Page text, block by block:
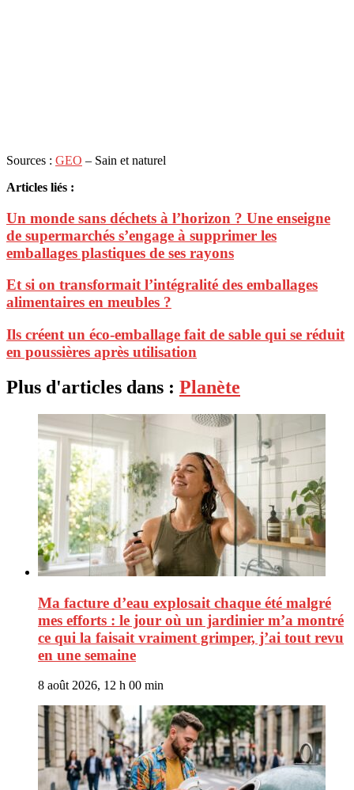
Sources : GEO – Sain et naturel
Articles liés :
Un monde sans déchets à l’horizon ? Une enseigne
de supermarchés s’engage à supprimer les
emballages plastiques de ses rayons
Et si on transformait l’intégralité des emballages
alimentaires en meubles ?
Ils créent un éco-emballage fait de sable qui se réduit
en poussières après utilisation
Plus d'articles dans : Planète
Ma facture d’eau explosait chaque été malgré
mes efforts : le jour où un jardinier m’a montré
ce qui la faisait vraiment grimper, j’ai tout revu
en une semaine
8 août 2026, 12 h 00 min